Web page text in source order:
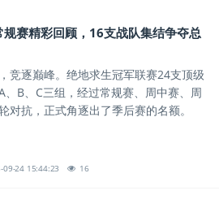
赛精彩回顾，16支战队集结争夺总
竞逐巅峰。绝地求生冠军联赛24支顶级
、B、C三组，经过常规赛、周中赛、周
对抗，正式角逐出了季后赛的名额。
09-24 15:44:23 16